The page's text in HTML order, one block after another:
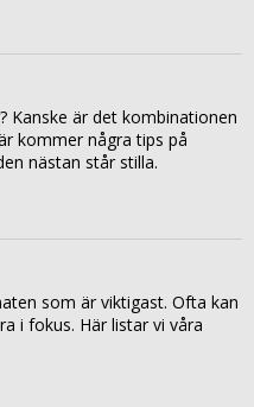
Kanske är det kombinationen
kommer några tips på
nästan står stilla.
som är viktigast. Ofta kan
i fokus. Här listar vi våra